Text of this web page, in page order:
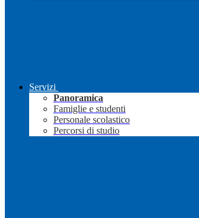
Servizi
Panoramica
Famiglie e studenti
Personale scolastico
Percorsi di studio